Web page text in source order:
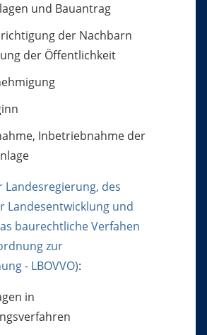
und Bauantrag
der Nachbarn
der Öffentlichkeit
Inbetriebnahme der
des
Landesentwicklung und
baurechtliche Verfahen
zur
- LBOVVO):
in